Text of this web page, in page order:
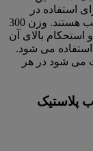
برای استفاده در
مراسم ها، مهمانی ها و رستوران ها بسیار مناسب هستند. وزن 300
بالای آن
می شود.
می شود در هر
پلاستیک